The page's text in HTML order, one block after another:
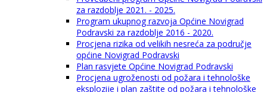
za razdoblje 2021. - 2025.
Program ukupnog razvoja Općine Novigrad
Podravski za razdoblje 2016 - 2020.
Procjena rizika od velikih nesreća za područje
općine Novigrad Podravski
Plan rasvjete Općine Novigrad Podravski
Procjena ugroženosti od požara i tehnološke
eksplozije i plan zaštite od požara i tehnološke